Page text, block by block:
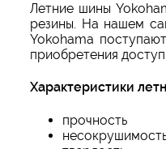
Летние шины
резины. На нашем
Yokohama
приобретения
Характеристики
прочность